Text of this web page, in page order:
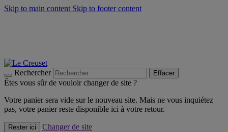
Skip to main content Skip to footer content
Rechercher Effacer
Êtes vous sûr de vouloir changer de site ?
Votre panier sera vide sur le nouveau site. Mais ne vous inquiétez
pas, votre panier reste disponible ici à votre retour.
Rester ici
Changer de site